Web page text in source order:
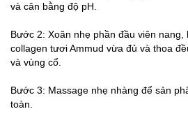
và cân bằng độ pH.
Bước 2: Xoăn nhẹ phần đầu viên
collagen tươi Ammud vừa đủ và thoa
và vùng cổ.
Bước 3: Massage nhẹ nhàng để sản
toàn.